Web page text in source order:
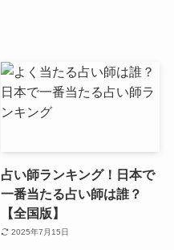
占い師ランキング！日本で
一番当たる占い師は誰？
【全国版】
2025年7月15日